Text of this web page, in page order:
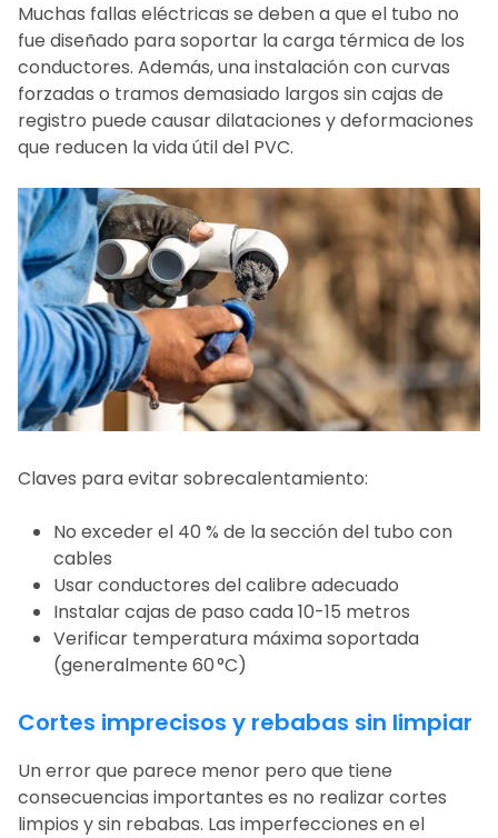
Muchas fallas eléctricas se deben a que el tubo no
fue diseñado para soportar la carga térmica de los
conductores. Además, una instalación con curvas
forzadas o tramos demasiado largos sin cajas de
registro puede causar dilataciones y deformaciones
que reducen la vida útil del PVC.
Claves para evitar sobrecalentamiento:
No exceder el 40 % de la sección del tubo con
cables
Usar conductores del calibre adecuado
Instalar cajas de paso cada 10-15 metros
Verificar temperatura máxima soportada
(generalmente 60 °C)
Cortes imprecisos y rebabas sin limpiar
Un error que parece menor pero que tiene
consecuencias importantes es no realizar cortes
limpios y sin rebabas. Las imperfecciones en el